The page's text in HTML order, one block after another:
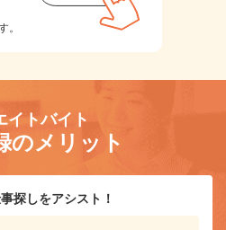
。
イトバイト
のメリット
探しをアシスト！